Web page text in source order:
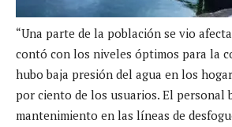
“Una parte de la población se vio
contó con los niveles óptimos para la
hubo baja presión del agua en los
por ciento de los usuarios. El personal
mantenimiento en las líneas de